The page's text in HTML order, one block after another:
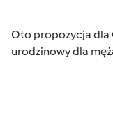
Oto propozycja dla
urodzinowy dla